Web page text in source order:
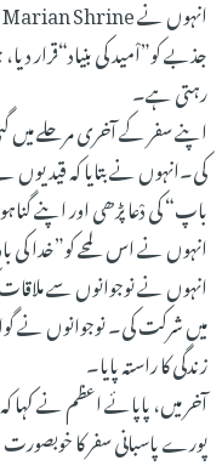
جذبے کو”اْمید کی بنیاد“قرار
رہتی ہے۔
اپنے سفر کے آخری مرحلے
کی۔انہوں نے بتایا کہ
باپ“ کی دْعا پڑھی اور اپنے
انہوں نے اس لمحے کو”خدا کی
انہوں نے نوجوانوں سے
میں شرکت کی۔ نوجوانوں نے
زندگی کا راستہ پایا۔
آخر میں، پاپائے اعظم نے کہا
پورے پاسبانی سفر کا خوبصورت